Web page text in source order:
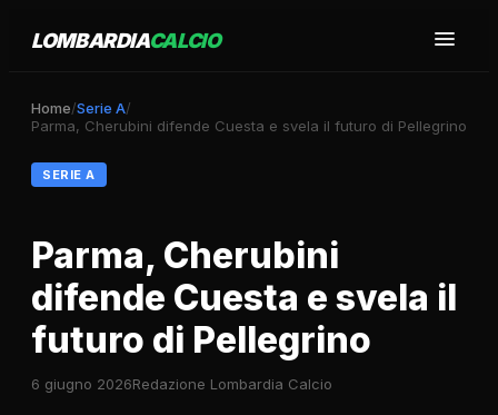
LOMBARDIACALCIO
Home/Serie A/
Parma, Cherubini difende Cuesta e svela il futuro di Pellegrino
SERIE A
Parma, Cherubini
difende Cuesta e svela il
futuro di Pellegrino
6 giugno 2026Redazione Lombardia Calcio